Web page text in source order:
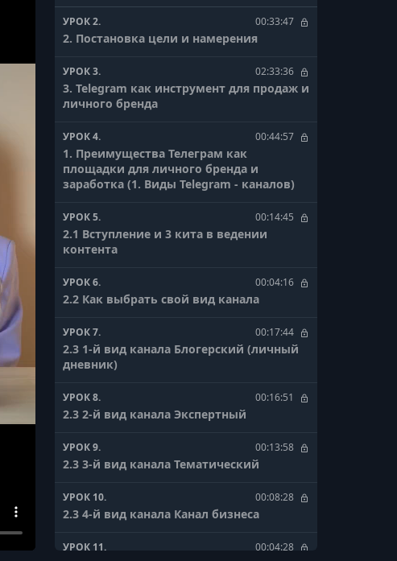
УРОК 2. 00:33:47
2. Постановка цели и намерения
УРОК 3. 02:33:36
3. Telegram как инструмент для продаж и
личного бренда
УРОК 4. 00:44:57
1. Преимущества Телеграм как
площадки для личного бренда и
заработка (1. Виды Telegram - каналов)
УРОК 5. 00:14:45
2.1 Вступление и 3 кита в ведении
контента
УРОК 6. 00:04:16
2.2 Как выбрать свой вид канала
УРОК 7. 00:17:44
2.3 1-й вид канала Блогерский (личный
дневник)
УРОК 8. 00:16:51
2.3 2-й вид канала Экспертный
УРОК 9. 00:13:58
2.3 3-й вид канала Тематический
УРОК 10. 00:08:28
2.3 4-й вид канала Канал бизнеса
УРОК 11. 00:04:28